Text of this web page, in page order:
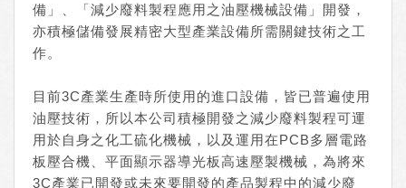
備」、「減少廢料製程應用之油壓機械設備」開發，
亦積極儲備發展精密大型產業設備所需關鍵技術之工
作。
目前3C產業生產時所使用的進口設備，皆已普遍使用
油壓技術，所以本公司積極開發之減少廢料製程可運
用於自身之化工硫化機械，以及運用在PCB多層電路
板壓合機、平面顯示器導光板高速壓製機械，為將來
3C產業已開發或未來要開發的產品製程中的減少廢